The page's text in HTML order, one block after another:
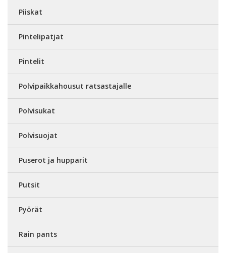
Piiskat
Pintelipatjat
Pintelit
Polvipaikkahousut ratsastajalle
Polvisukat
Polvisuojat
Puserot ja hupparit
Putsit
Pyörät
Rain pants